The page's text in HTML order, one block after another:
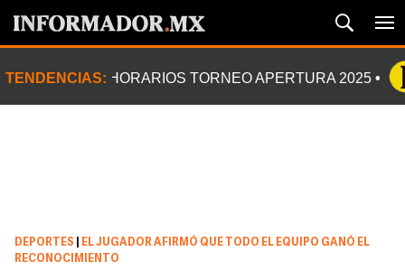
TENDENCIAS: HORARIOS TORNEO APERTURA 2025
DEPORTES
EL JUGADOR AFIRMÓ QUE TODO EL EQUIPO GANÓ EL
RECONOCIMIENTO